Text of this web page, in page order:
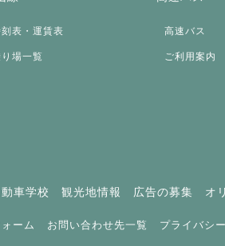
刻表・運賃表
場一覧
高速バス
ご利用案内
車学校 観光地情報 広告の募集 オ
ーム お問い合わせ先一覧 プライバシ